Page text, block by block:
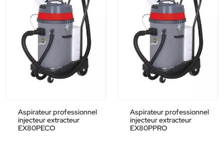
Aspirateur professionnel
injecteur extracteur
EX80PECO
Aspirateur professionnel
injecteur extracteur
EX80PPRO